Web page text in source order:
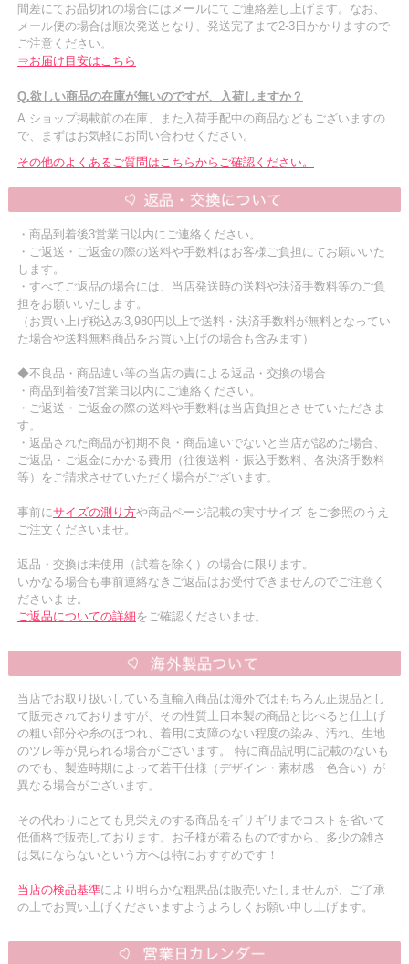
間差にてお品切れの場合にはメールにてご連絡差し上げます。なお、
メール便の場合は順次発送となり、発送完了まで2-3日かかりますので
ご注意ください。
⇒お届け目安はこちら
Q.欲しい商品の在庫が無いのですが、入荷しますか？
A.ショップ掲載前の在庫、また入荷手配中の商品などもございますの
で、まずはお気軽にお問い合わせください。
その他のよくあるご質問はこちらからご確認ください。
・商品到着後3営業日以内にご連絡ください。
・ご返送・ご返金の際の送料や手数料はお客様ご負担にてお願いいた
します。
・すべてご返品の場合には、当店発送時の送料や決済手数料等のご負
担をお願いいたします。
（お買い上げ税込み3,980円以上で送料・決済手数料が無料となってい
た場合や送料無料商品をお買い上げの場合も含みます）
◆不良品・商品違い等の当店の責による返品・交換の場合
・商品到着後7営業日以内にご連絡ください。
・ご返送・ご返金の際の送料や手数料は当店負担とさせていただきま
す。
・返品された商品が初期不良・商品違いでないと当店が認めた場合、
ご返品・ご返金にかかる費用（往復送料・振込手数料、各決済手数料
等）をご請求させていただく場合がございます。
事前にサイズの測り方や商品ページ記載の実寸サイズ をご参照のうえ
ご注文くださいませ。
返品・交換は未使用（試着を除く）の場合に限ります。
いかなる場合も事前連絡なきご返品はお受付できませんのでご注意く
ださいませ。
ご返品についての詳細をご確認くださいませ。
当店でお取り扱いしている直輸入商品は海外ではもちろん正規品とし
て販売されておりますが、その性質上日本製の商品と比べると仕上げ
の粗い部分や糸のほつれ、着用に支障のない程度の染み、汚れ、生地
のツレ等が見られる場合がございます。 特に商品説明に記載のないも
のでも、製造時期によって若干仕様（デザイン・素材感・色合い）が
異なる場合がございます。
その代わりにとても見栄えのする商品をギリギリまでコストを省いて
低価格で販売しております。お子様が着るものですから、多少の雑さ
は気にならないという方へは特におすすめです！
当店の検品基準により明らかな粗悪品は販売いたしませんが、ご了承
の上でお買い上げくださいますようよろしくお願い申し上げます。